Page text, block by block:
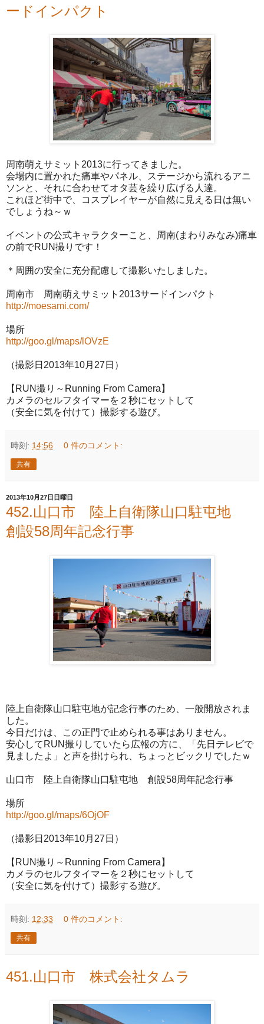
ードインパクト
周南萌えサミット2013に行ってきました。
会場内に置かれた痛車やパネル、ステージから流れるアニ
ソンと、それに合わせてオタ芸を繰り広げる人達。
これほど街中で、コスプレイヤーが自然に見える日は無い
でしょうね～ｗ
イベントの公式キャラクターこと、周南(まわりみなみ)痛車
の前でRUN撮りです！
＊周囲の安全に充分配慮して撮影いたしました。
周南市 周南萌えサミット2013サードインパクト
http://moesami.com/
場所
http://goo.gl/maps/lOVzE
（撮影日2013年10月27日）
【RUN撮り～Running From Camera】
カメラのセルフタイマーを２秒にセットして
（安全に気を付けて）撮影する遊び。
時刻: 14:56 0 件のコメント:
共有
2013年10月27日日曜日
452.山口市 陸上自衛隊山口駐屯地
創設58周年記念行事
陸上自衛隊山口駐屯地が記念行事のため、一般開放されま
した。
今日だけは、この正門で止められる事はありません。
安心してRUN撮りしていたら広報の方に、「先日テレビで
見ましたよ」と声を掛けられ、ちょっとビックリでした ｗ
山口市 陸上自衛隊山口駐屯地 創設58周年記念行事
場所
http://goo.gl/maps/6OjOF
（撮影日2013年10月27日）
【RUN撮り～Running From Camera】
カメラのセルフタイマーを２秒にセットして
（安全に気を付けて）撮影する遊び。
時刻: 12:33 0 件のコメント:
共有
451.山口市 株式会社タムラ